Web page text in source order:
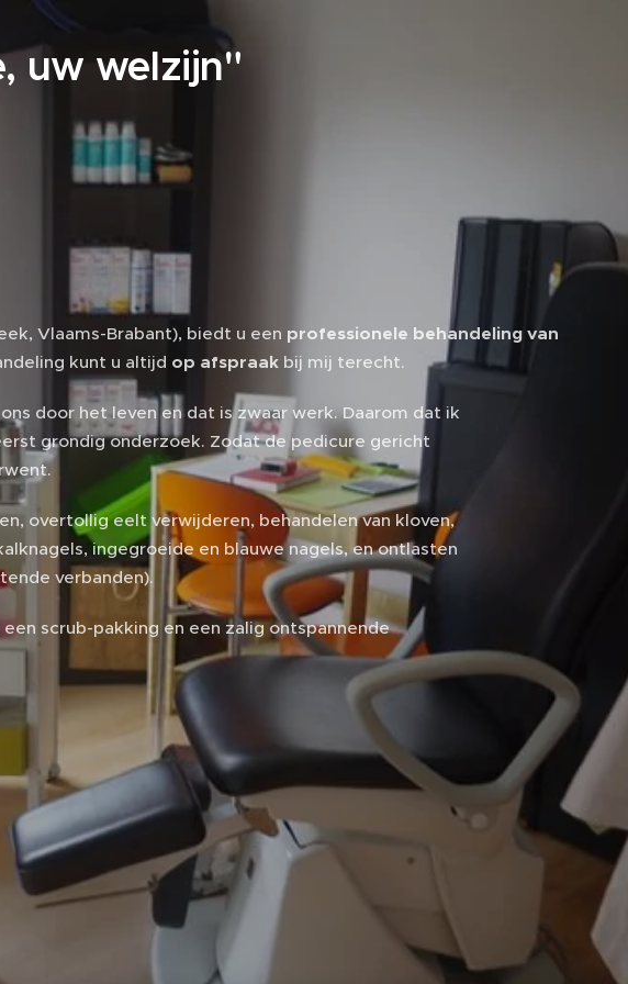
uw welzijn"
Vlaams-Brabant), biedt u een professionele behandeling van
kunt u altijd op afspraak bij mij terecht.
door het leven en dat is zwaar werk. Daarom dat ik
grondig onderzoek. Zodat de pedicure gericht
overtollig eelt verwijderen, behandelen van kloven,
ingegroeide en blauwe nagels, en ontlasten
verbanden).
scrub-pakking en een zalig ontspannende